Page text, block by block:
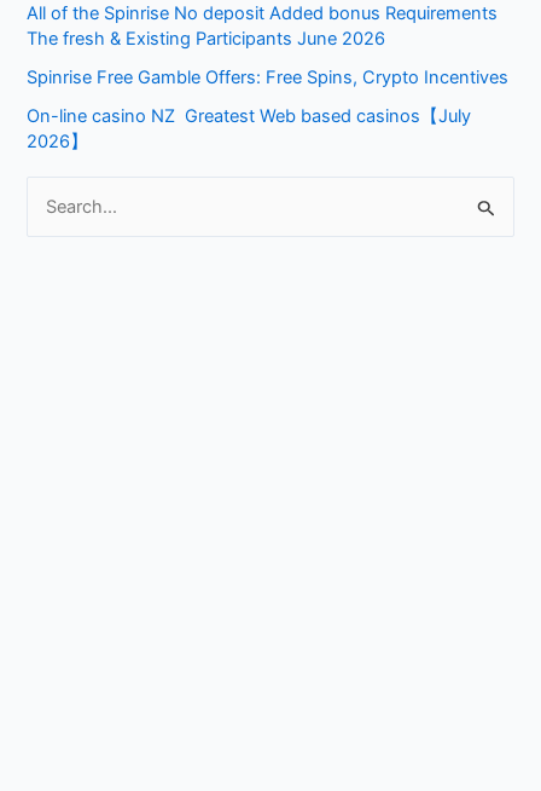
o
All of the Spinrise No deposit Added bonus Requirements
The fresh & Existing Participants June 2026
Spinrise Free Gamble Offers: Free Spins, Crypto Incentives
On-line casino NZ ️ Greatest Web based casinos【July
2026】